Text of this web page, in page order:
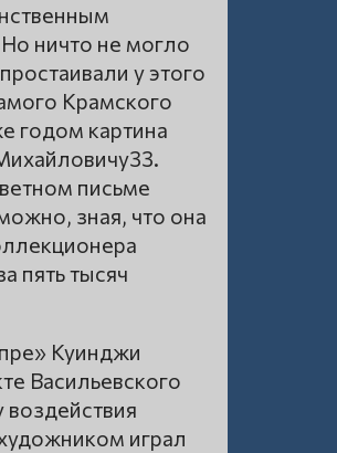
ничто не могло
у этого
Крамского
годом картина
письме
зная, что она
пять тысяч
Куинджи
Васильевского
воздействия
играл